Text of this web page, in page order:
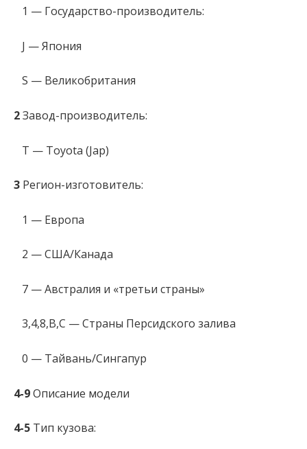
1 — Государство-производитель:
J — Япония
S — Великобритания
2Завод-производитель:
T — Toyota (Jap)
3 Регион-изготовитель:
1 — Европа
2 — США/Канада
7 — Австралия и «третьи страны»
3,4,8,B,C — Страны Персидского залива
0 — Тайвань/Сингапур
4-9Описание модели
4-5 Тип кузова: